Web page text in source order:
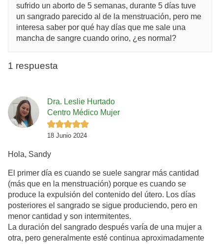
sufrido un aborto de 5 semanas, durante 5 días tuve
un sangrado parecido al de la menstruación, pero me
interesa saber por qué hay días que me sale una
mancha de sangre cuando orino, ¿es normal?
1 respuesta
Dra. Leslie Hurtado
Centro Médico Mujer
18 Junio 2024
Hola, Sandy
El primer día es cuando se suele sangrar más cantidad
(más que en la menstruación) porque es cuando se
produce la expulsión del contenido del útero. Los días
posteriores el sangrado se sigue produciendo, pero en
menor cantidad y son intermitentes.
La duración del sangrado después varía de una mujer a
otra, pero generalmente esté continua aproximadamente